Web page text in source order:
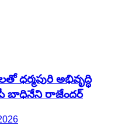
ధర్మపురి అభివృద్ధి
బాధినేని రాజేందర్